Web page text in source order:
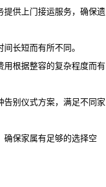
提供上门接运服务，确保遗
长短而有所不同。
用根据整容的复杂程度而有
告别仪式方案，满足不同家
确保家属有足够的选择空